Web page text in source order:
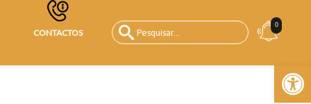
0
CONTACTOS